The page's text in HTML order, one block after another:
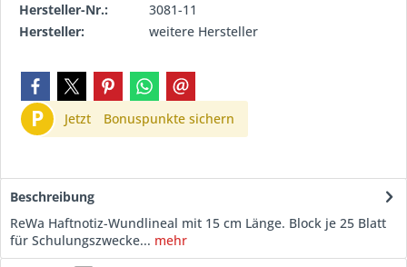
Hersteller-Nr.:
3081-11
Hersteller:
weitere Hersteller
P Jetzt Bonuspunkte sichern
Beschreibung
ReWa Haftnotiz-Wundlineal mit 15 cm Länge. Block je 25 Blatt
für Schulungszwecke... mehr